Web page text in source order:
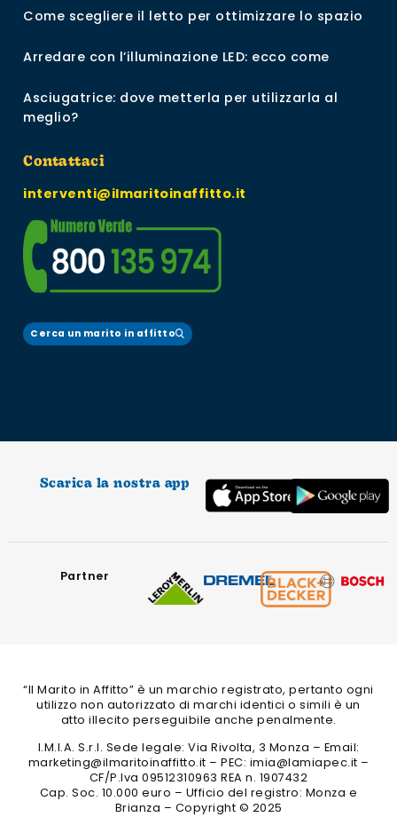
Come scegliere il letto per ottimizzare lo spazio
Arredare con l’illuminazione LED: ecco come
Asciugatrice: dove metterla per utilizzarla al
meglio?
Contattaci
interventi@ilmaritoinaffitto.it
Cerca un marito in affitto
Scarica la nostra app
Partner
“Il Marito in Affitto” è un marchio registrato, pertanto ogni
utilizzo non autorizzato di marchi identici o simili è un
atto illecito perseguibile anche penalmente.
I.M.I.A. S.r.l. Sede legale: Via Rivolta, 3 Monza – Email:
marketing@ilmaritoinaffitto.it – PEC: imia@lamiapec.it –
CF/P.Iva 09512310963 REA n. 1907432
Cap. Soc. 10.000 euro – Ufficio del registro: Monza e
Brianza – Copyright © 2025